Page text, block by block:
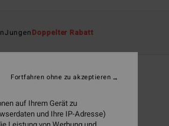
JungenDoppelter Rabatt
Arch
19,95 €
63%
7,48 €
auf Ihrem Gerät zu
und Ihre IP-Adresse)
Fortfahren ohne zu akzeptieren